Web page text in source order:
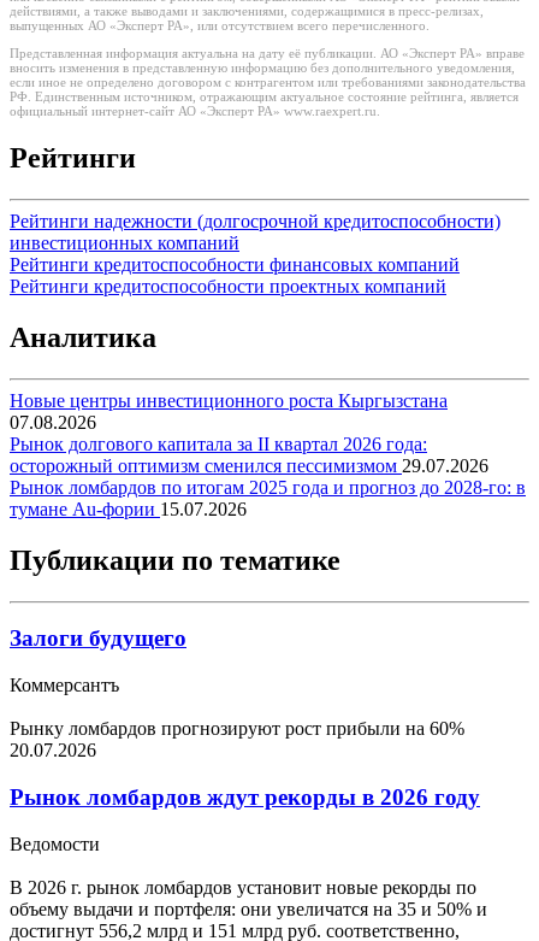
действиями, а также выводами и заключениями, содержащимися в пресс-релизах,
выпущенных АО «Эксперт РА», или отсутствием всего перечисленного.
Представленная информация актуальна на дату её публикации. АО «Эксперт РА» вправе
вносить изменения в представленную информацию без дополнительного уведомления,
если иное не определено договором с контрагентом или требованиями законодательства
РФ. Единственным источником, отражающим актуальное состояние рейтинга, является
официальный интернет-сайт АО «Эксперт РА» www.raexpert.ru.
Рейтинги
Рейтинги надежности (долгосрочной кредитоспособности)
инвестиционных компаний
Рейтинги кредитоспособности финансовых компаний
Рейтинги кредитоспособности проектных компаний
Аналитика
Новые центры инвестиционного роста Кыргызстана
07.08.2026
Рынок долгового капитала за II квартал 2026 года:
осторожный оптимизм сменился пессимизмом 29.07.2026
Рынок ломбардов по итогам 2025 года и прогноз до 2028-го: в
тумане Au-фории 15.07.2026
Публикации по тематике
Залоги будущего
Коммерсантъ
Рынку ломбардов прогнозируют рост прибыли на 60%
20.07.2026
Рынок ломбардов ждут рекорды в 2026 году
Ведомости
В 2026 г. рынок ломбардов установит новые рекорды по
объему выдачи и портфеля: они увеличатся на 35 и 50% и
достигнут 556,2 млрд и 151 млрд руб. соответственно,